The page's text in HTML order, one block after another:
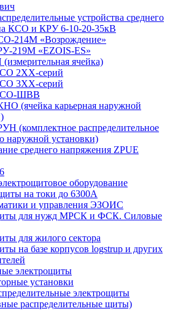
устройства среднего
КСО и КРУ 6-10-20-35кВ
214М «Возрождение»
219М «EZOIS-ES»
ячейка)
2ХХ-серий
3ХХ-серий
ШВВ
(ячейка карьерная наружной
(комплектное распределительное
наружной установки)
среднего напряжения ZPUE
оборудование
на токи до 6300А
и управления ЭЗОИС
для нужд МРСК и ФСК. Силовые
для жилого сектора
на базе корпусов logstrup и других
электрощиты
установки
электрощиты
распределительные щиты)